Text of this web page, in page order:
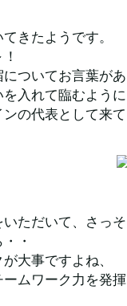
きたようです。
ついてお言葉があ
入れて臨むよう
の代表として来
ただいて、さっ
・
大事ですよね、
ムワーク力を発揮